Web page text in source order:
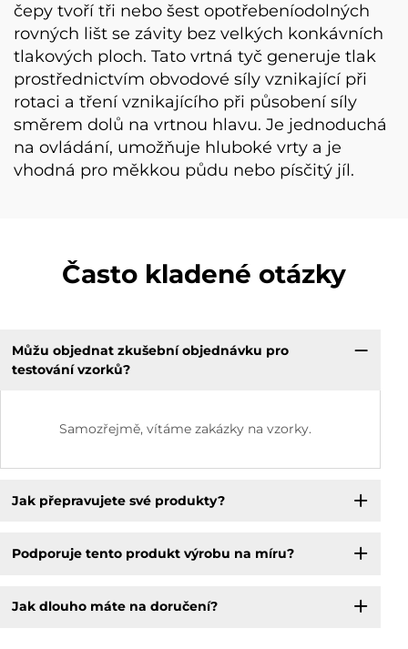
čepy tvoří tři nebo šest opotřebeníodolných
rovných lišt se závity bez velkých konkávních
tlakových ploch. Tato vrtná tyč generuje tlak
prostřednictvím obvodové síly vznikající při
rotaci a tření vznikajícího při působení síly
směrem dolů na vrtnou hlavu. Je jednoduchá
na ovládání, umožňuje hluboké vrty a je
vhodná pro měkkou půdu nebo písčitý jíl.
Často kladené otázky
Můžu objednat zkušební objednávku pro
testování vzorků?
Samozřejmě, vítáme zakázky na vzorky.
Jak přepravujete své produkty?
Podporuje tento produkt výrobu na míru?
Jak dlouho máte na doručení?